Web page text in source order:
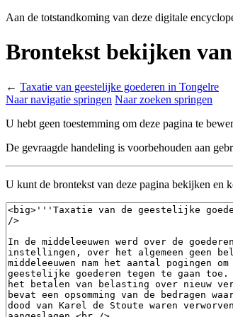
Aan de totstandkoming van deze digitale
Brontekst bekijken
← Taxatie van geestelijke goederen in Tongelre
Naar navigatie springen Naar zoeken springen
U hebt geen toestemming om deze pagina te
De gevraagde handeling is voorbehouden aan
U kunt de brontekst van deze pagina bekijken en